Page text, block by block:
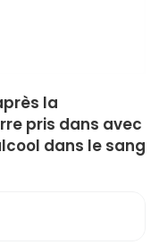
la
pris dans avec
dans le sang